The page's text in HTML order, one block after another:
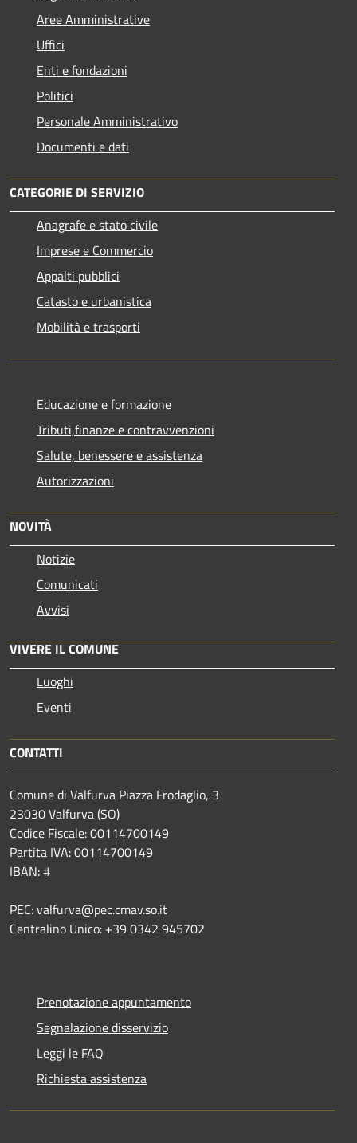
Aree Amministrative
Uffici
Enti e fondazioni
Politici
Personale Amministrativo
Documenti e dati
CATEGORIE DI SERVIZIO
Anagrafe e stato civile
Imprese e Commercio
Appalti pubblici
Catasto e urbanistica
Mobilità e trasporti
Educazione e formazione
Tributi,finanze e contravvenzioni
Salute, benessere e assistenza
Autorizzazioni
NOVITÀ
Notizie
Comunicati
Avvisi
VIVERE IL COMUNE
Luoghi
Eventi
CONTATTI
Comune di Valfurva Piazza Frodaglio, 3
23030 Valfurva (SO)
Codice Fiscale: 00114700149
Partita IVA: 00114700149
IBAN: #
PEC: valfurva@pec.cmav.so.it
Centralino Unico: +39 0342 945702
Prenotazione appuntamento
Segnalazione disservizio
Leggi le FAQ
Richiesta assistenza